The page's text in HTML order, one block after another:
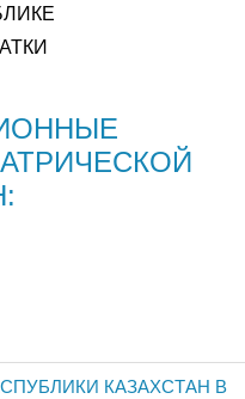
КАЗАХСТАН В